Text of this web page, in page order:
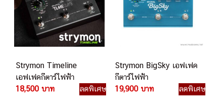
Strymon Timeline
เอฟเฟคกีตาร์ไฟฟ้า
18,500 บาท
ลดพิเศษ
Strymon BigSky เอฟเฟค
กีตาร์ไฟฟ้า
19,900 บาท
ลดพิเศษ